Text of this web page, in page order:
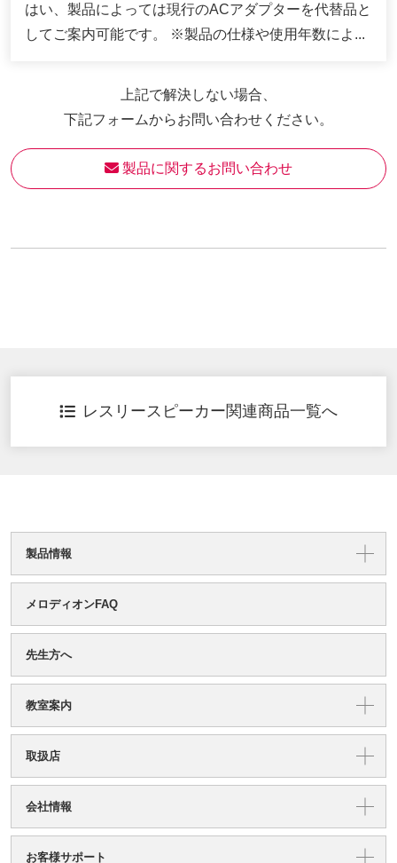
はい、製品によっては現行のACアダプターを代替品と
してご案内可能です。 ※製品の仕様や使用年数によ...
上記で解決しない場合、
下記フォームからお問い合わせください。
製品に関するお問い合わせ
レスリースピーカー関連商品一覧へ
製品情報
メロディオンFAQ
先生方へ
教室案内
取扱店
会社情報
お客様サポート